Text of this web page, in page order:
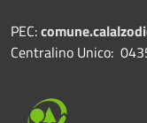
PEC:
Centralino Unico: